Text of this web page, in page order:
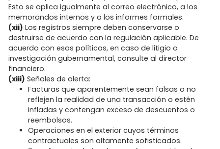
Esto se aplica igualmente al correo electrónico, a los
memorandos internos y a los informes formales.
(xii) Los registros siempre deben conservarse o
destruirse de acuerdo con la regulación aplicable. De
acuerdo con esas políticas, en caso de litigio o
investigación gubernamental, consulte al director
financiero.
(xiii) Señales de alerta:
Facturas que aparentemente sean falsas o no
reflejen la realidad de una transacción o estén
infladas y contengan exceso de descuentos o
reembolsos.
Operaciones en el exterior cuyos términos
contractuales son altamente sofisticados.